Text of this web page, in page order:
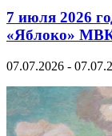
7 июля 2026
«Яблоко»
07.07.2026 -